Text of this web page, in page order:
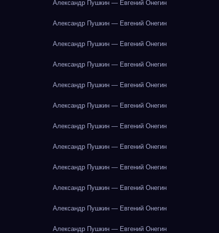
Александр Пушкин — Евгений Онегин
Александр Пушкин — Евгений Онегин
Александр Пушкин — Евгений Онегин
Александр Пушкин — Евгений Онегин
Александр Пушкин — Евгений Онегин
Александр Пушкин — Евгений Онегин
Александр Пушкин — Евгений Онегин
Александр Пушкин — Евгений Онегин
Александр Пушкин — Евгений Онегин
Александр Пушкин — Евгений Онегин
Александр Пушкин — Евгений Онегин
Александр Пушкин — Евгений Онегин